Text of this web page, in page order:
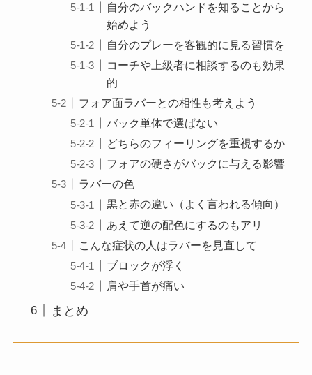
自分のバックハンドを知ることから
始めよう
自分のプレーを客観的に見る習慣を
コーチや上級者に相談するのも効果
的
フォア面ラバーとの相性も考えよう
バック単体で選ばない
どちらのフィーリングを重視するか
フォアの硬さがバックに与える影響
ラバーの色
黒と赤の違い（よく言われる傾向）
あえて逆の配色にするのもアリ
こんな症状の人はラバーを見直して
ブロックが浮く
肩や手首が痛い
まとめ